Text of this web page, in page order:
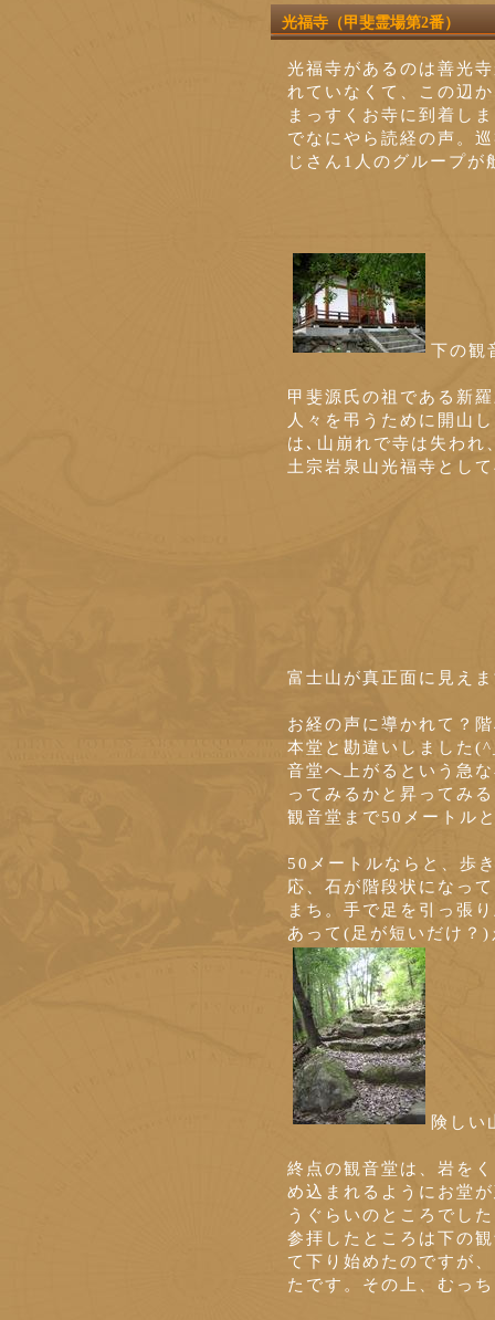
光福寺（甲斐霊場第2番）
光福寺があるのは善光
れていなくて、この辺
まっすくお寺に到着し
でなにやら読経の声。
じさん1人のグループ
下の
甲斐源氏の祖である新
人々を弔うために開山
は､山崩れで寺は失わ
土宗岩泉山光福寺とし
富士山が真正面に見え
お経の声に導かれて？
本堂と勘違いしました
音堂へ上がるという急
ってみるかと昇ってみ
観音堂まで50メートル
50メートルならと、歩
応、石が階段状になっ
まち。手で足を引っ張
あって(足が短いだけ？
険しい
終点の観音堂は、岩を
め込まれるようにお堂
うぐらいのところでし
参拝したところは下の
て下り始めたのですが
たです。その上、むっ